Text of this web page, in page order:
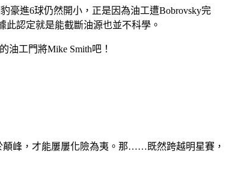
豪進6球仍然開小，正是因為油工遭Bobrovsky完
此認定就是能截斷油源也並不科學。
油工門將Mike Smith吧！
峰，才能屢屢化險為夷。那……既然跨越明星賽，